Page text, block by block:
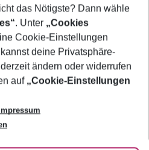
das Nötigste? Dann wähle
. Unter „Cookies
Cookie-Einstellungen
deine Privatsphäre-
ändern oder widerrufen
auf „Cookie-Einstellungen